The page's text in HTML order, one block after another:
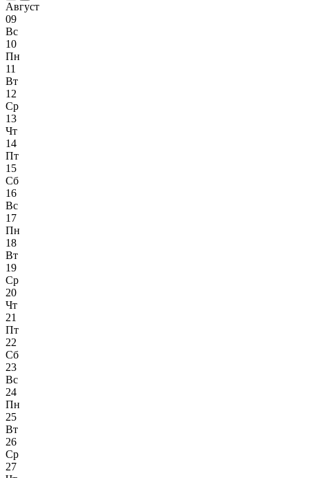
Август
09
Вс
10
Пн
11
Вт
12
Ср
13
Чт
14
Пт
15
Сб
16
Вс
17
Пн
18
Вт
19
Ср
20
Чт
21
Пт
22
Сб
23
Вс
24
Пн
25
Вт
26
Ср
27